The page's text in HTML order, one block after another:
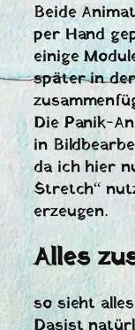
Beide
per Hand
einige
später in
Die Panik-
in
da ich hier
Stretch“
erzeugen.
Alles
so sieht